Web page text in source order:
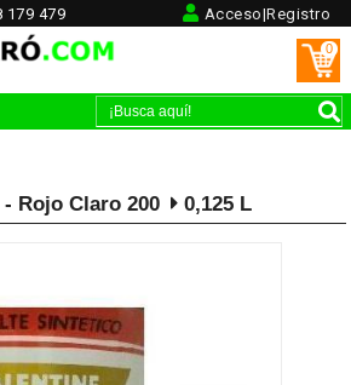
179 479 Acceso|Registro
0
Rojo Claro 200 0,125 L